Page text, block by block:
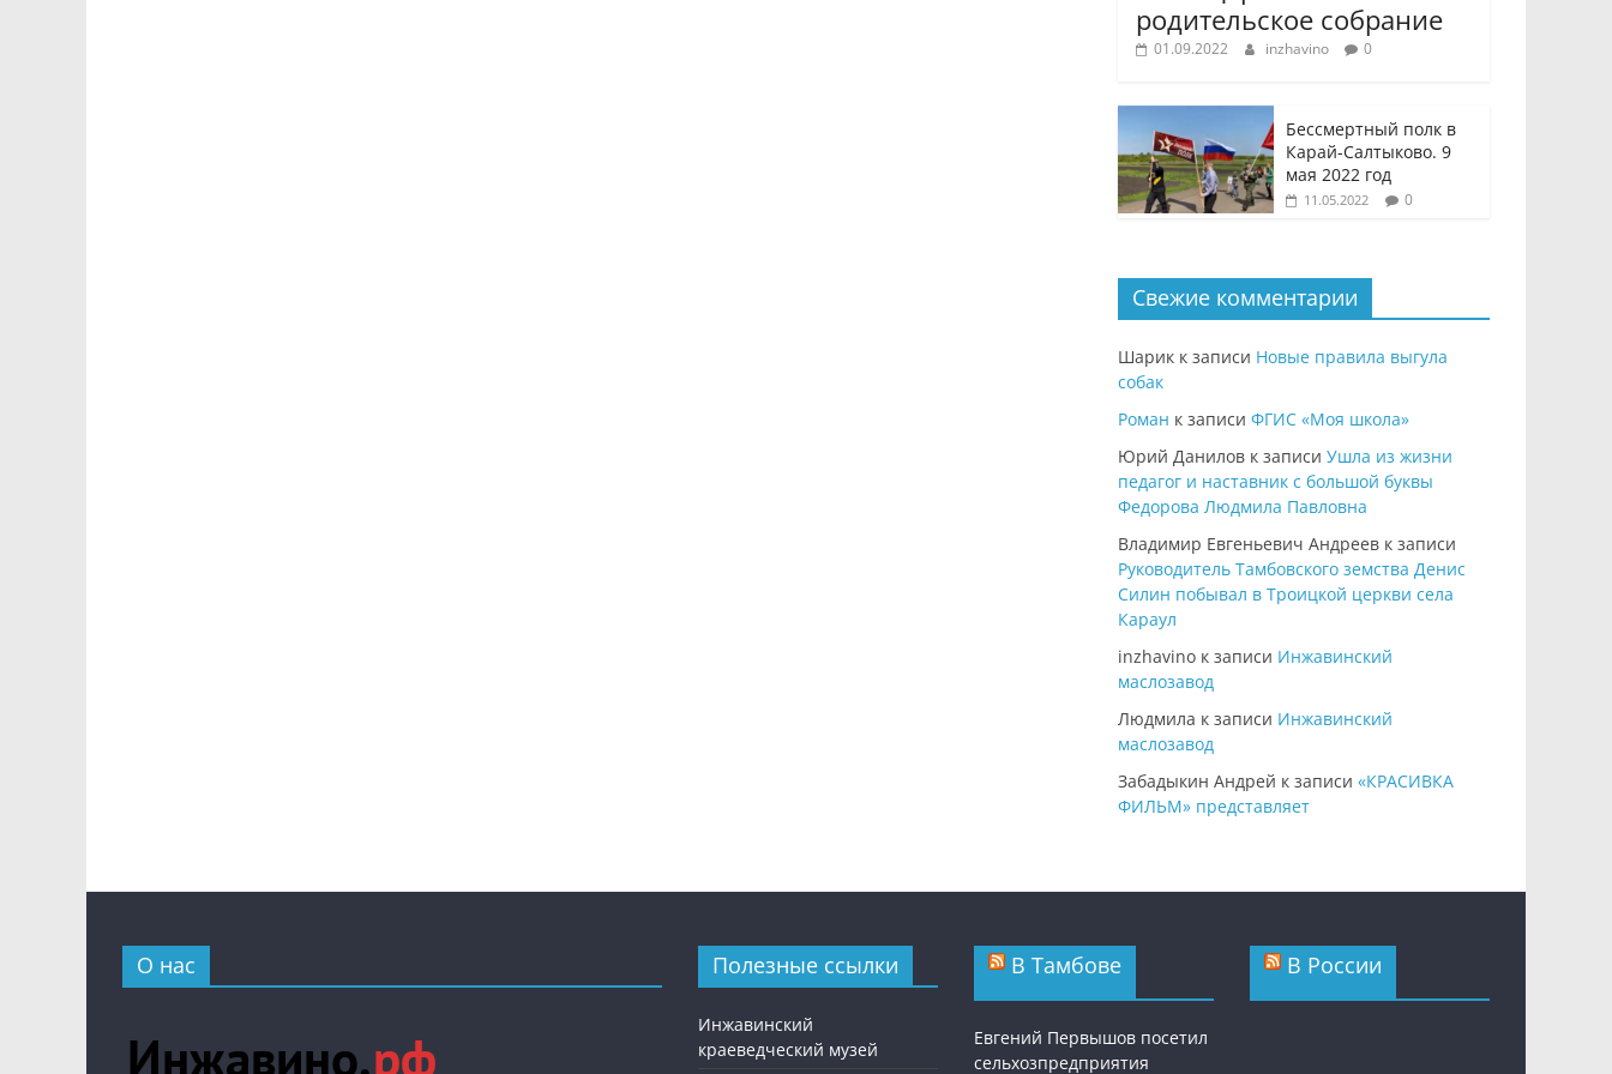
родительское собрание
01.09.2022 inzhavino 0
Бессмертный полк в
Карай-Салтыково. 9
мая 2022 год
11.05.2022 0
Свежие комментарии
Шарик к записи Новые правила выгула
собак
Роман к записи ФГИС «Моя школа»
Юрий Данилов к записи Ушла из жизни
педагог и наставник с большой буквы
Федорова Людмила Павловна
Владимир Евгеньевич Андреев к записи
Руководитель Тамбовского земства Денис
Силин побывал в Троицкой церкви села
Караул
inzhavino к записи Инжавинский
маслозавод
Людмила к записи Инжавинский
маслозавод
Забадыкин Андрей к записи «КРАСИВКА
ФИЛЬМ» представляет
О нас Полезные ссылки
Инжавинский
краеведческий музей
В Тамбове
Евгений Первышов посетил
сельхозпредприятия
В России